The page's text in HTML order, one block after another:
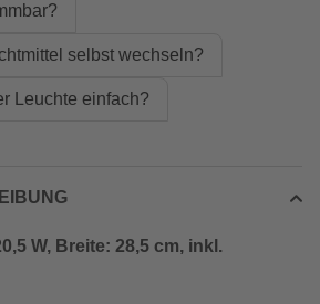
selbst wechseln?
Leuchte einfach?
W, Breite: 28,5 cm, inkl.